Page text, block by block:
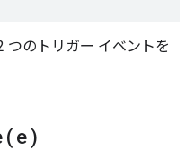
つのトリガー イベントを
e)